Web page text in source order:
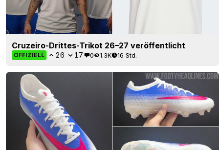
Cruzeiro-Drittes-Trikot 26–27 veröffentlicht
OFFIZIELL 26 17 0 1.3K 16 Std.